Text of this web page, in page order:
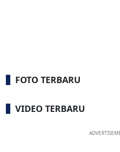
FOTO TERBARU
VIDEO TERBARU